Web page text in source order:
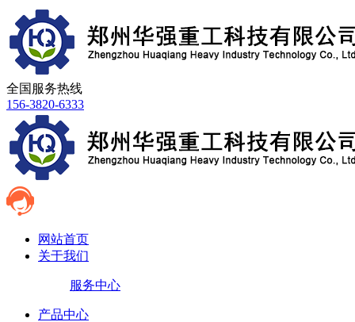
全国服务热线
156-3820-6333
网站首页
关于我们
服务中心
产品中心